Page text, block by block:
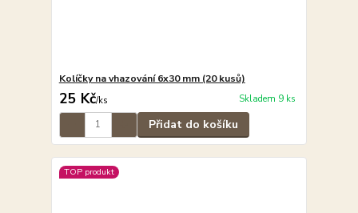
Kolíčky na vhazování 6x30 mm (20 kusů)
25 Kč/ks Skladem 9 ks
Přidat do košíku
TOP produkt